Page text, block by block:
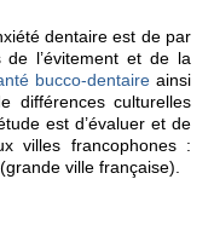
dentaire est de par
l’évitement et de la
bucco-dentaireainsi
différences culturelles
est d’évaluer et de
villes francophones :
ville française).